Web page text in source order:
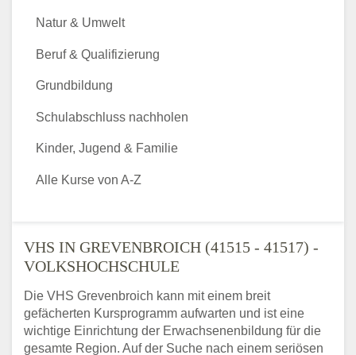
VHS IN GREVENBROICH (41515 - 41517) -
VOLKSHOCHSCHULE
Die VHS Grevenbroich kann mit einem breit
gefächerten Kursprogramm aufwarten und ist eine
wichtige Einrichtung der Erwachsenenbildung für die
gesamte Region. Auf der Suche nach einem seriösen
Natur & Umwelt
Beruf & Qualifizierung
Grundbildung
Schulabschluss nachholen
Kinder, Jugend & Familie
Alle Kurse von A-Z